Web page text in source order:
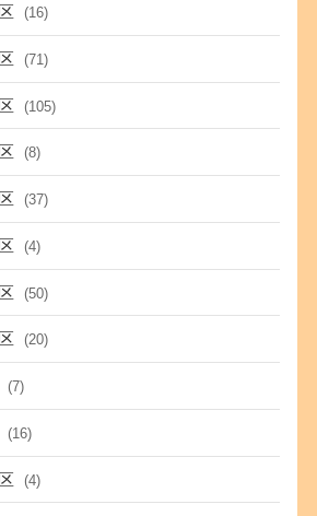
(16)
(71)
(105)
(8)
(37)
(4)
(50)
(20)
(7)
(16)
(4)